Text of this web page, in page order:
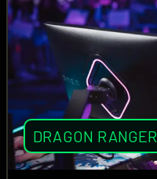
DRAGON RANGER